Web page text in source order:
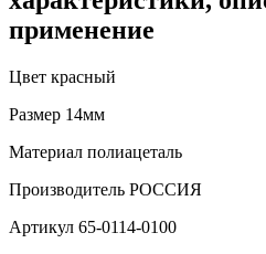
применение
Цвет красный
Размер 14мм
Материал полиацеталь
Производитель РОССИЯ
Артикул 65-0114-0100